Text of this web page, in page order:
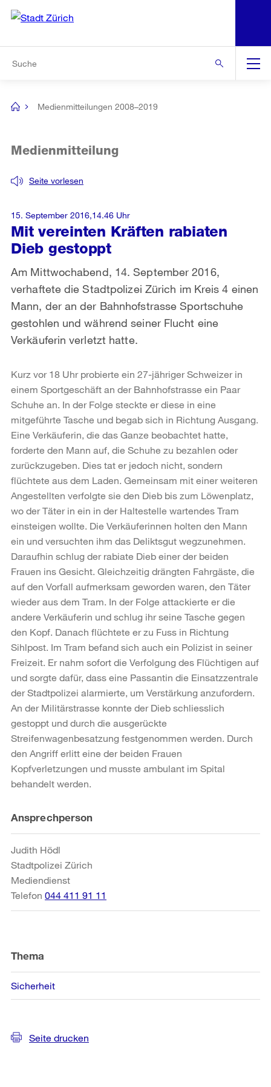
Navigation
[no
Medienmitteilungen 2008–2019
Mit vereinten Kräften rabiaten
Dieb gestoppt
Seite vorlesen
Medienmitteilung
Am Mittwochabend, 14. September 2016,
verhaftete die Stadtpolizei Zürich im Kreis 4 einen
Mann, der an der Bahnhofstrasse Sportschuhe
gestohlen und während seiner Flucht eine
Verkäuferin verletzt hatte.
15. September 2016,14.46 Uhr
Kurz vor 18 Uhr probierte ein 27-jähriger Schweizer in
einem Sportgeschäft an der Bahnhofstrasse ein Paar
Schuhe an. In der Folge steckte er diese in eine
mitgeführte Tasche und begab sich in Richtung Ausgang.
Eine Verkäuferin, die das Ganze beobachtet hatte,
forderte den Mann auf, die Schuhe zu bezahlen oder
zurückzugeben. Dies tat er jedoch nicht, sondern
flüchtete aus dem Laden. Gemeinsam mit einer weiteren
Angestellten verfolgte sie den Dieb bis zum Löwenplatz,
wo der Täter in ein in der Haltestelle wartendes Tram
einsteigen wollte. Die Verkäuferinnen holten den Mann
ein und versuchten ihm das Deliktsgut wegzunehmen.
Daraufhin schlug der rabiate Dieb einer der beiden
Frauen ins Gesicht. Gleichzeitig drängten Fahrgäste, die
auf den Vorfall aufmerksam geworden waren, den Täter
wieder aus dem Tram. In der Folge attackierte er die
andere Verkäuferin und schlug ihr seine Tasche gegen
den Kopf. Danach flüchtete er zu Fuss in Richtung
Sihlpost. Im Tram befand sich auch ein Polizist in seiner
Freizeit. Er nahm sofort die Verfolgung des Flüchtigen auf
und sorgte dafür, dass eine Passantin die Einsatzzentrale
der Stadtpolizei alarmierte, um Verstärkung anzufordern.
An der Militärstrasse konnte der Dieb schliesslich
gestoppt und durch die ausgerückte
Streifenwagenbesatzung festgenommen werden. Durch
den Angriff erlitt eine der beiden Frauen
Kopfverletzungen und musste ambulant im Spital
behandelt werden.
Weitere
Informationen
Ansprechperson
Judith Hödl
Stadtpolizei Zürich
Mediendienst
Telefon 044 411 91 11
Thema
Sicherheit
Seite drucken